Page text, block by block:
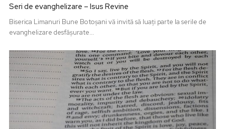
Seri de evanghelizare – Isus Revine
Biserica Limanuri Bune Botoșani vă invită să luați parte la serile de
evanghelizare desfășurate...